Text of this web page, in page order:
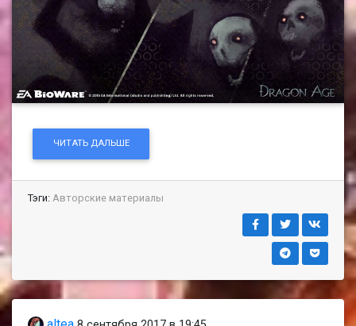
ЧИТАТЬ ДАЛЬШЕ
Тэги: Авторские материалы